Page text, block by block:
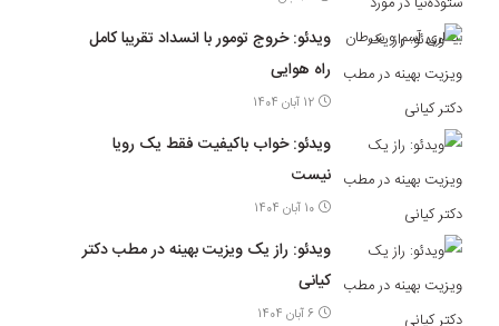
ویدئو: خروج تومور با انسداد تقریبا کامل
راه هوایی
12 آبان 1404
ویدئو: خواب باکیفیت فقط یک رویا
نیست
10 آبان 1404
ویدئو: راز یک ویزیت بهینه در مطب دکتر
کیانی
6 آبان 1404